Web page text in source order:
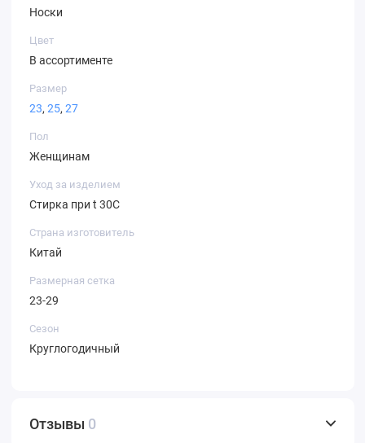
Носки
Цвет
В ассортименте
Размер
23, 25, 27
Пол
Женщинам
Уход за изделием
Стирка при t 30С
Страна изготовитель
Китай
Размерная сетка
23-29
Сезон
Круглогодичный
Отзывы 0